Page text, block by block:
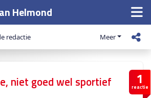
Helmond
redactie Meer
1
reactie
niet goed wel sportief